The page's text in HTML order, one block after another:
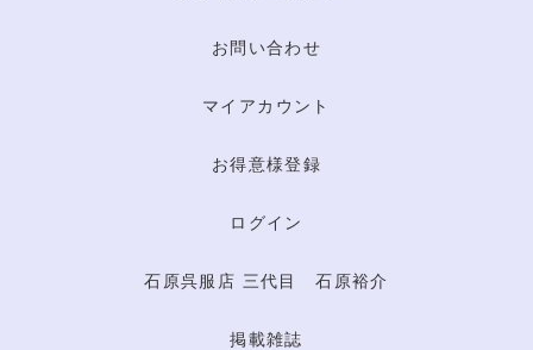
お問い合わせ
マイアカウント
お得意様登録
ログイン
石原呉服店 三代目 石原裕介
掲載雑誌